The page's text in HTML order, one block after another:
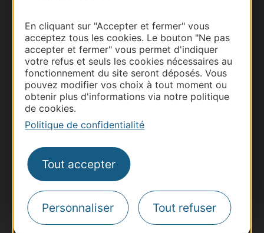
En cliquant sur "Accepter et fermer" vous
acceptez tous les cookies. Le bouton "Ne pas
accepter et fermer" vous permet d'indiquer
votre refus et seuls les cookies nécessaires au
fonctionnement du site seront déposés. Vous
pouvez modifier vos choix à tout moment ou
obtenir plus d'informations via notre politique
de cookies.
Politique de confidentialité
Tout accepter
Personnaliser Tout refuser
Thermalisme
Business/Mice
Pros d'Occitanie
Site presse et d'influence
Voyagistes